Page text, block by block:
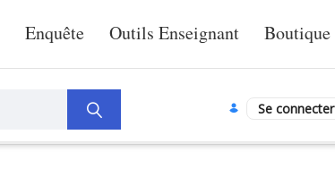
Enquête Outils Enseignant Boutique
Se connecter